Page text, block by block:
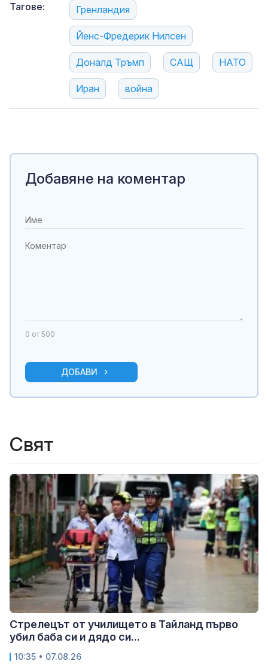
Тагове: Гренландия
Йенс-Фредерик Нилсен
Доналд Тръмп САЩ НАТО
Иран война
Добавяне на коментар
0 от 500
ДОБАВИ
Свят
Стрелецът от училището в Тайланд първо
убил баба си и дядо си...
10:35 • 07.08.26